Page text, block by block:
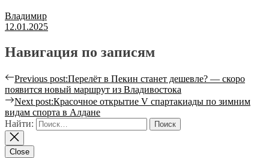
Владимир
12.01.2025
Навигация по записям
Previous post:Перелёт в Пекин станет дешевле? — скоро
появится новый маршрут из Владивостока
Next post:Красочное открытие V спартакиады по зимним
видам спорта в Алдане
Найти:
Close